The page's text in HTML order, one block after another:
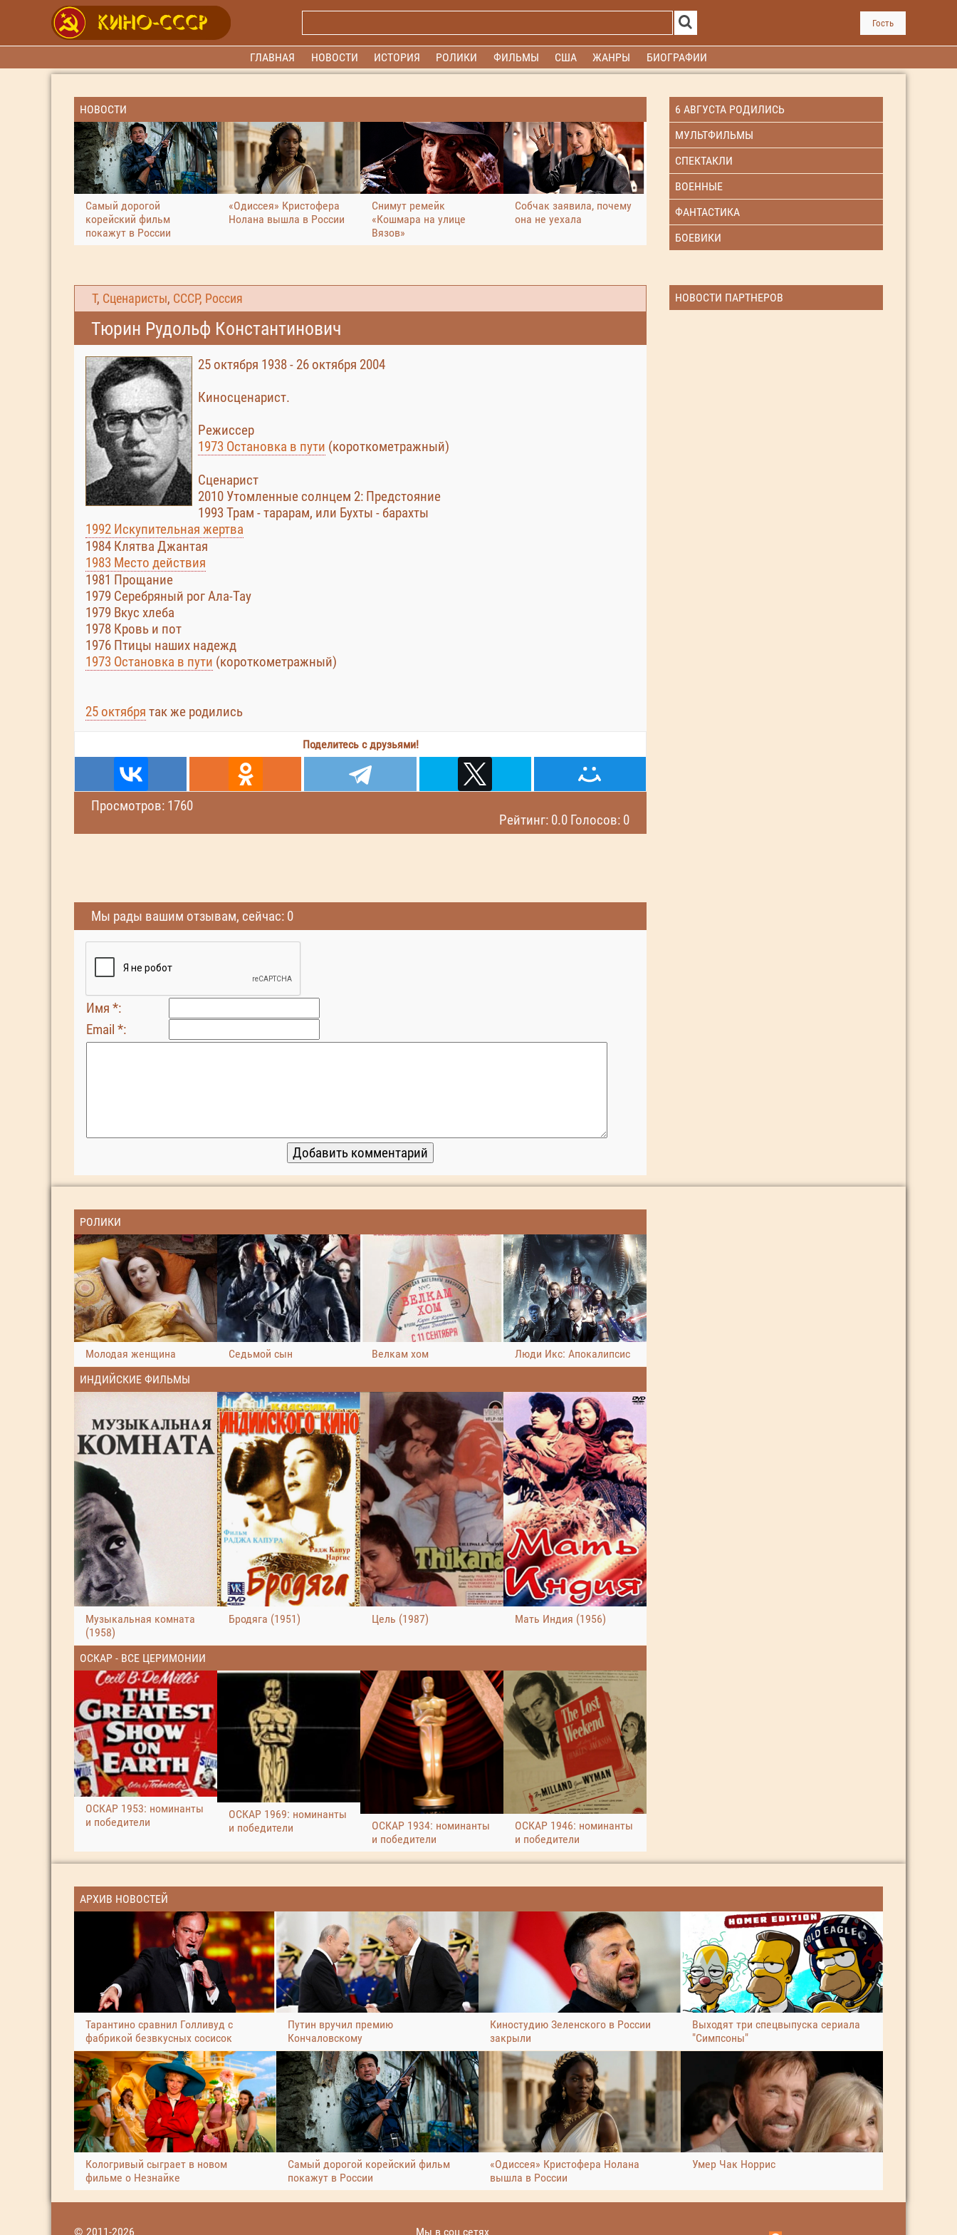
Гость
ГЛАВНАЯ НОВОСТИ ИСТОРИЯ РОЛИКИ ФИЛЬМЫ США ЖАНРЫ БИОГРАФИИ
НОВОСТИ
Самый дорогой
корейский фильм
покажут в России
«Одиссея» Кристофера
Нолана вышла в России
Снимут ремейк
«Кошмара на улице
Вязов»
Собчак заявила, почему
она не уехала
6 АВГУСТА РОДИЛИСЬ
МУЛЬТФИЛЬМЫ
СПЕКТАКЛИ
ВОЕННЫЕ
ФАНТАСТИКА
БОЕВИКИ
Т, Сценаристы, СССР, Россия
Тюрин Рудольф Константинович
25 октября 1938 - 26 октября 2004
Киносценарист.
Режиссер
1973 Остановка в пути (короткометражный)
Сценарист
2010 Утомленные солнцем 2: Предстояние
1993 Трам - тарарам, или Бухты - барахты
1992 Искупительная жертва
1984 Клятва Джантая
1983 Место действия
1981 Прощание
1979 Серебряный рог Ала-Тау
1979 Вкус хлеба
1978 Кровь и пот
1976 Птицы наших надежд
1973 Остановка в пути (короткометражный)
25 октября так же родились
Поделитесь с друзьями!
Просмотров: 1760
Рейтинг: 0.0 Голосов: 0
НОВОСТИ ПАРТНЕРОВ
Мы рады вашим отзывам, сейчас: 0
Имя *:
Email *:
РОЛИКИ
Молодая женщина Седьмой сын Велкам хом
Люди Икс: Апокалипсис
ИНДИЙСКИЕ ФИЛЬМЫ
Музыкальная комната
(1958)
Бродяга (1951) Цель (1987) Мать Индия (1956)
ОСКАР - ВСЕ ЦЕРИМОНИИ
ОСКАР 1953: номинанты
и победители
ОСКАР 1969: номинанты
и победители
ОСКАР 1934: номинанты
и победители
ОСКАР 1946: номинанты
и победители
АРХИВ НОВОСТЕЙ
Тарантино сравнил Голливуд с
фабрикой безвкусных сосисок
Путин вручил премию
Кончаловскому
Киностудию Зеленского в России
закрыли
Выходят три спецвыпуска сериала
"Симпсоны"
Кологривый сыграет в новом
фильме о Незнайке
Самый дорогой корейский фильм
покажут в России
«Одиссея» Кристофера Нолана
вышла в России
Умер Чак Норрис
© 2011-2026 Мы в соц сетях